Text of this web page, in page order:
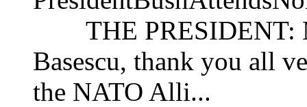
THE PRESIDENT:
Basescu, thank you all
the NATO Alli...